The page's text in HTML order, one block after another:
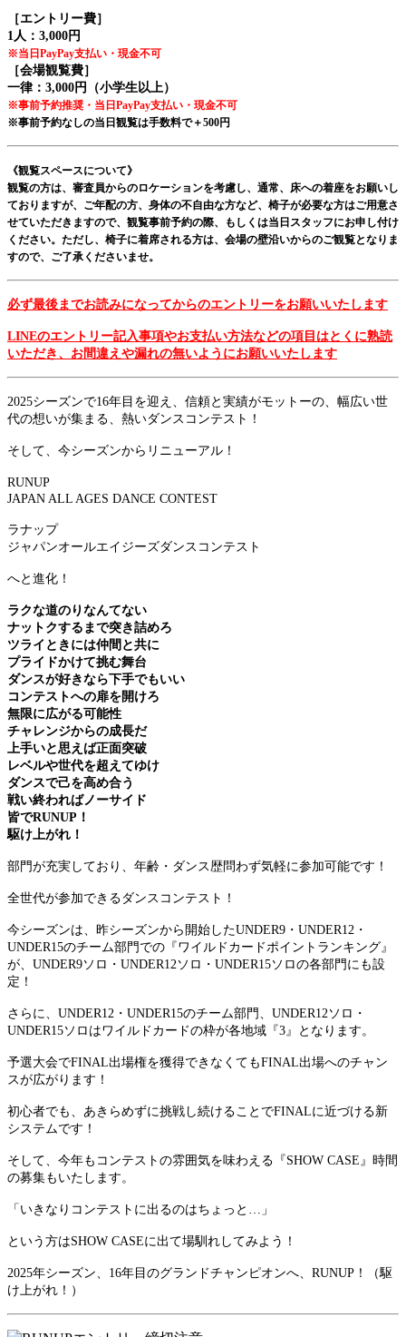
［エントリー費］
1人：3,000円
※当日PayPay支払い・現金不可
［会場観覧費］
一律：3,000円（小学生以上）
※事前予約推奨・当日PayPay支払い・現金不可
※事前予約なしの当日観覧は手数料で＋500円
《観覧スペースについて》
観覧の方は、審査員からのロケーションを考慮し、通常、床への着座をお願いし
ておりますが、ご年配の方、身体の不自由な方など、椅子が必要な方はご用意さ
せていただきますので、観覧事前予約の際、もしくは当日スタッフにお申し付け
ください。ただし、椅子に着席される方は、会場の壁沿いからのご観覧となりま
すので、ご了承くださいませ。
必ず最後までお読みになってからのエントリーをお願いいたします
LINEのエントリー記入事項やお支払い方法などの項目はとくに熟読
いただき、お間違えや漏れの無いようにお願いいたします
2025シーズンで16年目を迎え、信頼と実績がモットーの、幅広い世
代の想いが集まる、熱いダンスコンテスト！
そして、今シーズンからリニューアル！
RUNUP
JAPAN ALL AGES DANCE CONTEST
ラナップ
ジャパンオールエイジーズダンスコンテスト
へと進化！
ラクな道のりなんてない
ナットクするまで突き詰めろ
ツライときには仲間と共に
プライドかけて挑む舞台
ダンスが好きなら下手でもいい
コンテストへの扉を開けろ
無限に広がる可能性
チャレンジからの成長だ
上手いと思えば正面突破
レベルや世代を超えてゆけ
ダンスで己を高め合う
戦い終わればノーサイド
皆でRUNUP！
駆け上がれ！
部門が充実しており、年齢・ダンス歴問わず気軽に参加可能です！
全世代が参加できるダンスコンテスト！
今シーズンは、昨シーズンから開始したUNDER9・UNDER12・
UNDER15のチーム部門での『ワイルドカードポイントランキング』
が、UNDER9ソロ・UNDER12ソロ・UNDER15ソロの各部門にも設
定！
さらに、UNDER12・UNDER15のチーム部門、UNDER12ソロ・
UNDER15ソロはワイルドカードの枠が各地域 『3』となります。
予選大会でFINAL出場権を獲得できなくてもFINAL出場へのチャン
スが広がります！
初心者でも、あきらめずに挑戦し続けることでFINALに近づける新
システムです！
そして、今年もコンテストの雰囲気を味わえる『SHOW CASE』時間
の募集もいたします。
「いきなりコンテストに出るのはちょっと…」
という方はSHOW CASEに出て場馴れしてみよう！
2025年シーズン、16年目のグランドチャンピオンへ、RUNUP！（駆
け上がれ！）